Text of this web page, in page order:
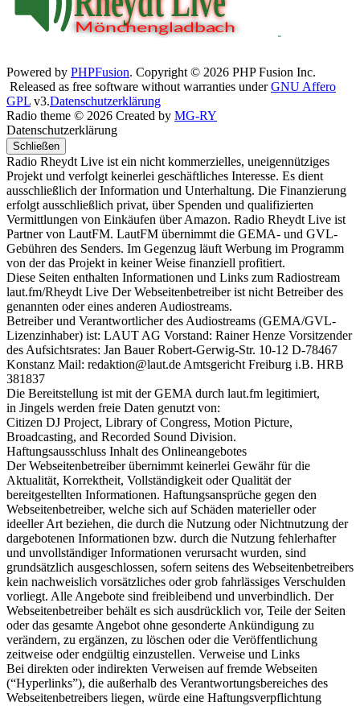
Powered by PHPFusion. Copyright © 2026 PHP Fusion Inc.
Released as free software without warranties underGNU Affero
GPL v3.Datenschutzerklärung
Radio theme © 2026 Created by MG-RY
Datenschutzerklärung
Schließen
Radio Rheydt Live ist ein nicht kommerzielles, uneigennütziges
Projekt und verfolgt keinerlei geschäftliches Interesse. Es dient
ausschließlich der Information und Unterhaltung. Die Finanzierung
erfolgt ausschließlich privat, über Spenden und qualifizierten
Vermittlungen von Einkäufen über Amazon. Radio Rheydt Live ist
Partner von LautFM. LautFM übernimmt die GEMA- und GVL-
Gebühren des Senders. Im Gegenzug läuft Werbung im Programm
von der das Projekt in keiner Weise finanziell profitiert.
Diese Seiten enthalten Informationen und Links zum Radiostream
laut.fm/Rheydt Live Der Webseitenbetreiber ist nicht Betreiber des
genannten oder eines anderen Audiostreams.
Betreiber und Verantwortlicher des Audiostreams (GEMA/GVL-
Lizenzinhaber) ist: LAUT AG Vorstand: Rainer Henze Vorsitzender
des Aufsichtsrates: Jan Bauer Robert-Gerwig-Str. 10-12 D-78467
Konstanz Mail: redaktion@laut.de Amtsgericht Freiburg i.B. HRB
381837
Die Bereitstellung ist mit der GEMA durch laut.fm legitimiert,
in Jingels werden freie Daten genutzt von:
Citizen DJ Project, Library of Congress, Motion Picture,
Broadcasting, and Recorded Sound Division.
Haftungsausschluss Inhalt des Onlineangebotes
Der Webseitenbetreiber übernimmt keinerlei Gewähr für die
Aktualität, Korrektheit, Vollständigkeit oder Qualität der
bereitgestellten Informationen. Haftungsansprüche gegen den
Webseitenbetreiber, welche sich auf Schäden materieller oder
ideeller Art beziehen, die durch die Nutzung oder Nichtnutzung der
dargebotenen Informationen bzw. durch die Nutzung fehlerhafter
und unvollständiger Informationen verursacht wurden, sind
grundsätzlich ausgeschlossen, sofern seitens des Webseitenbetreibers
kein nachweislich vorsätzliches oder grob fahrlässiges Verschulden
vorliegt. Alle Angebote sind freibleibend und unverbindlich. Der
Webseitenbetreiber behält es sich ausdrücklich vor, Teile der Seiten
oder das gesamte Angebot ohne gesonderte Ankündigung zu
verändern, zu ergänzen, zu löschen oder die Veröffentlichung
zeitweise oder endgültig einzustellen. Verweise und Links
Bei direkten oder indirekten Verweisen auf fremde Webseiten
(“Hyperlinks”), die außerhalb des Verantwortungsbereiches des
Webseitenbetreibers liegen, würde eine Haftungsverpflichtung